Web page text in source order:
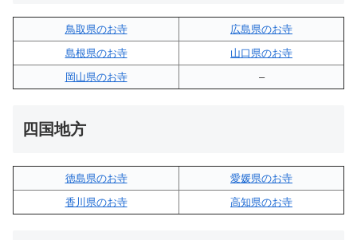
鳥取県のお寺
広島県のお寺
島根県のお寺
山口県のお寺
岡山県のお寺
–
四国地方
徳島県のお寺
愛媛県のお寺
香川県のお寺
高知県のお寺